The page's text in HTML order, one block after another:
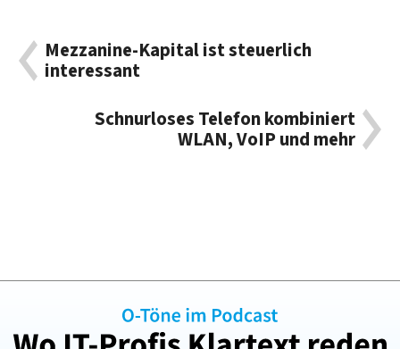
Mezzanine-Kapital ist steuerlich
interessant
Schnurloses Telefon kombiniert
WLAN, VoIP und mehr